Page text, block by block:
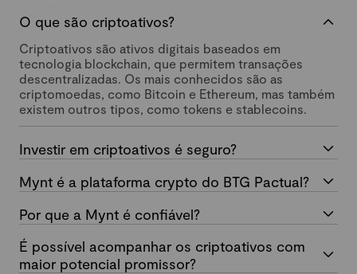
O que são criptoativos?
Criptoativos são ativos digitais baseados em
tecnologia blockchain, que permitem transações
descentralizadas. Os mais conhecidos são as
criptomoedas, como Bitcoin e Ethereum, mas também
existem outros tipos, como tokens e stablecoins.
Investir em criptoativos é seguro?
Mynt é a plataforma crypto do BTG Pactual?
Por que a Mynt é confiável?
É possível acompanhar os criptoativos com
maior potencial promissor?